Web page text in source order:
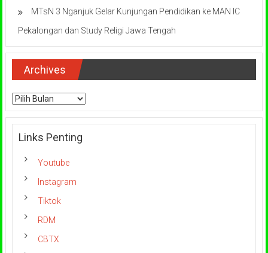
MTsN 3 Nganjuk Gelar Kunjungan Pendidikan ke MAN IC
Pekalongan dan Study Religi Jawa Tengah
Archives
Archives
Links Penting
Youtube
Instagram
Tiktok
RDM
CBTX